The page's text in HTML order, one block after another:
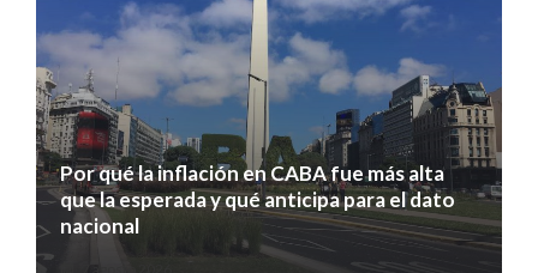
Por qué la inflación en CABA fue más alta
que la esperada y qué anticipa para el dato
nacional